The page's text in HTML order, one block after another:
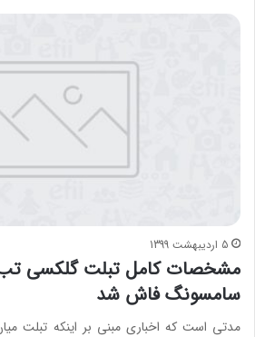
5 اردیبهشت 1399
سامسونگ فاش شد